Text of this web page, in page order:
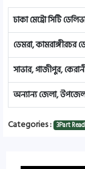
ঢাকা মেট্রো সিটি
ডেমরা, কামরাঙ্গীরচর
সাভার, গাজীপুর,
অন্যান্য জেলা,
Categories : 3Part